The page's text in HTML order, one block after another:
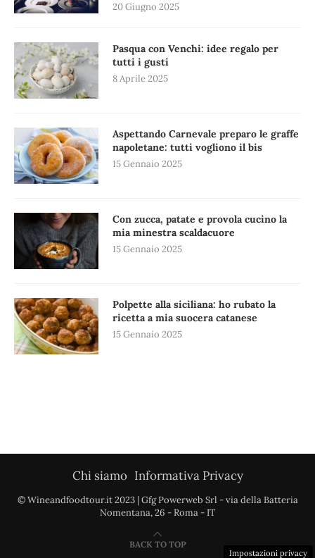
20 Giugno 2025
Pasqua con Venchi: idee regalo per
tutti i gusti
8 Aprile 2025
Aspettando Carnevale preparo le graffe
napoletane: tutti vogliono il bis
15 Gennaio 2025
Con zucca, patate e provola cucino la
mia minestra scaldacuore
15 Gennaio 2025
Polpette alla siciliana: ho rubato la
ricetta a mia suocera catanese
15 Gennaio 2025
Chi siamo Informativa Privacy
© Wineandfoodtour.it 2023 | Gfg Powerweb Srl - via della Batteria
Nomentana, 26 - Roma - IT
BACK TO TOP
Impostazioni privacy